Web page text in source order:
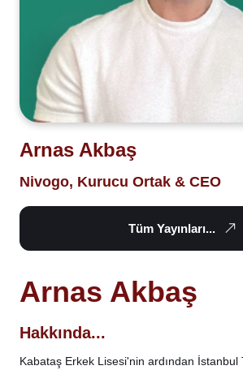
Arnas Akbaş
Nivogo, Kurucu Ortak & CEO
Tüm Yayınları...
Arnas Akbaş
Hakkında...
Kabataş Erkek Lisesi'nin ardından İstanbul